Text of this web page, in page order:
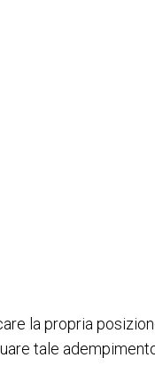
la propria
tale